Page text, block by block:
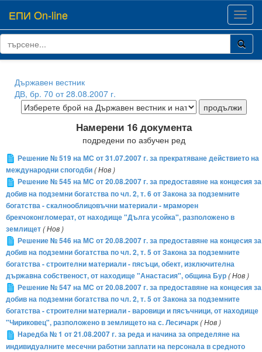
ЕПИ On-line
Държавен вестник
ДВ, бр. 70 от 28.08.2007 г.
Намерени 16 документа
подредени по азбучен ред
Решение № 519 на МС от 31.07.2007 г. за прекратяване действието на
международни спогодби( Нов )
Решение № 545 на МС от 20.08.2007 г. за предоставяне на концесия за
добив на подземни богатства по чл. 2, т. 6 от Закона за подземните
богатства - скалнооблицовъчни материали - мраморен
брекчоконгломерат, от находище "Дълга усойка", разположено в
землищет( Нов )
Решение № 546 на МС от 20.08.2007 г. за предоставяне на концесия за
добив на подземни богатства по чл. 2, т. 5 от Закона за подземните
богатства - строителни материали - пясъци, обект, изключителна
държавна собственост, от находище "Анастасия", община Бур( Нов )
Решение № 547 на МС от 20.08.2007 г. за предоставяне на концесия за
добив на подземни богатства по чл. 2, т. 5 от Закона за подземните
богатства - строителни материали - варовици и пясъчници, от находище
"Чириковец", разположено в землището на с. Лесичарк( Нов )
Наредба № 1 от 21.08.2007 г. за реда и начина за определяне на
индивидуалните месечни работни заплати на персонала в средното